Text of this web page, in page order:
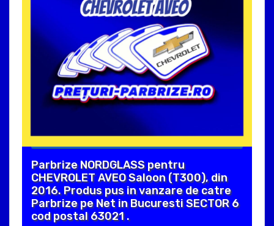
Parbrize NORDGLASS pentru
CHEVROLET AVEO Saloon (T300), din
2016. Produs pus in vanzare de catre
Parbrize pe Net in Bucuresti SECTOR 6
cod postal 63021 .